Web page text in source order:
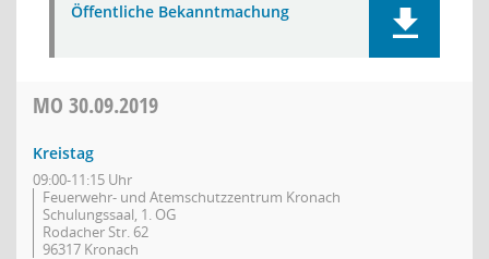
Öffentliche Bekanntmachung
MO 30.09.2019
Kreistag
09:00-11:15 Uhr
Feuerwehr- und Atemschutzzentrum Kronach
Schulungssaal, 1. OG
Rodacher Str. 62
96317 Kronach